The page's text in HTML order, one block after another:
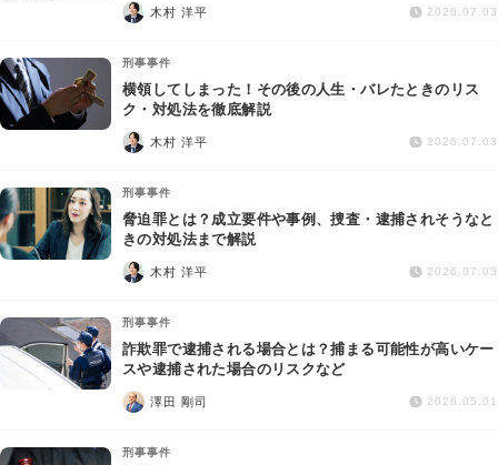
労働問題
債権回収
IT・ネット
資金調達
企業法務
木村 洋平 2026.07.03
刑事事件
横領してしまった！その後の人生・バレたときのリス
ク・対処法を徹底解説
木村 洋平 2026.07.03
刑事事件
脅迫罪とは？成立要件や事例、捜査・逮捕されそうなと
きの対処法まで解説
木村 洋平 2026.07.03
刑事事件
詐欺罪で逮捕される場合とは？捕まる可能性が高いケー
スや逮捕された場合のリスクなど
澤田 剛司 2026.05.01
刑事事件